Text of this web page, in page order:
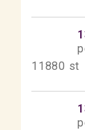
11880 st